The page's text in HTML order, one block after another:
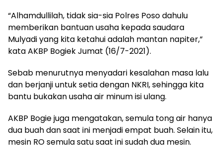
“Alhamdullilah, tidak sia-sia Polres Poso dahulu
memberikan bantuan usaha kepada saudara
Mulyadi yang kita ketahui adalah mantan napiter,”
kata AKBP Bogiek Jumat (16/7-2021).
Sebab menurutnya menyadari kesalahan masa lalu
dan berjanji untuk setia dengan NKRI, sehingga kita
bantu bukakan usaha air minum isi ulang.
AKBP Bogie juga mengatakan, semula tong air hanya
dua buah dan saat ini menjadi empat buah. Selain itu,
mesin RO semula satu saat ini sudah dua mesin.